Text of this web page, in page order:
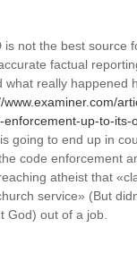
is not the best source
factual
what really happened
www.examiner.com/
enforcement-up-to-its-
going to end up in
code enforcement
atheist that
service» (But
God) out of a job.